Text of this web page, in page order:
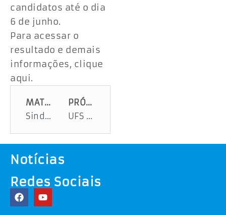
candidatos até o dia
6 de junho.
Para acessar o
resultado e demais
informações, clique
aqui.
MATÉRIA ANTERIOR
Sindicato dos radialistas de Sergipe empossa nova diretoria
PRÓXIMA MATÉRIA
UFS SEM GRANA
Notícias
Redes Sociais